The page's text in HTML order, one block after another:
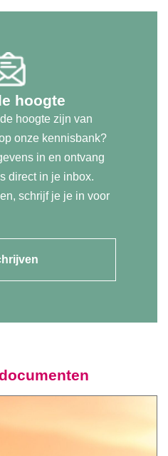
hoogte
hoogte zijn van
onze kennisbank?
in en ontvang
direct in je inbox.
schrijf je je in voor